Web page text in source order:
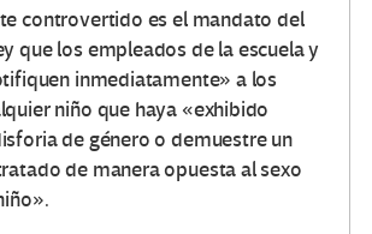
controvertido es el mandato del
que los empleados de la escuela y
inmediatamente» a los
niño que haya «exhibido
de género o demuestre un
de manera opuesta al sexo